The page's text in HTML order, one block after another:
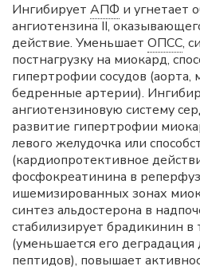
Ингибирует АПФ и угнетает
ангиотензина II,
действие. Уменьшает ОПСС,
постнагрузку на миокард,
гипертрофии сосудов
бедренные артерии).
ангиотензиновую систему
развитие гипертрофии
левого желудочка или
(кардиопротективное
фосфокреатинина в
ишемизированных зонах
синтез альдостерона в
стабилизирует брадикинин в
(уменьшается его
пептидов), повышает